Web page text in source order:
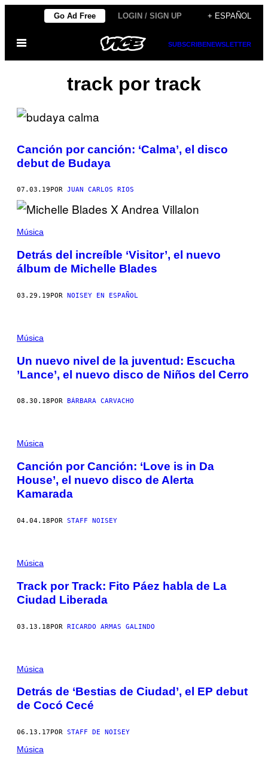
contenido
Go Ad Free LOGIN / SIGN UP + ESPAÑOL
Abrir
SUBSCRIBENEWSLETTER
track por track
Canción por canción: ‘Calma’, el disco
debut de Budaya
07.03.19 POR JUAN CARLOS RIOS
Música
Detrás del increíble ‘Visitor’, el nuevo
álbum de Michelle Blades
03.29.19POR NOISEY EN ESPAÑOL
Música
Un nuevo nivel de la juventud: Escucha
’Lance’, el nuevo disco de Niños del Cerro
08.30.18 POR BÁRBARA CARVACHO
Música
Canción por Canción: ‘Love is in Da
House’, el nuevo disco de Alerta
Kamarada
04.04.18POR STAFF NOISEY
Música
Track por Track: Fito Páez habla de La
Ciudad Liberada
03.13.18POR RICARDO ARMAS GALINDO
Música
Detrás de ‘Bestias de Ciudad’, el EP debut
de Cocó Cecé
06.13.17 POR STAFF DE NOISEY
Música